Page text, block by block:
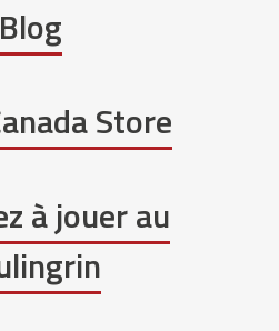
Blog
Store
à jouer au